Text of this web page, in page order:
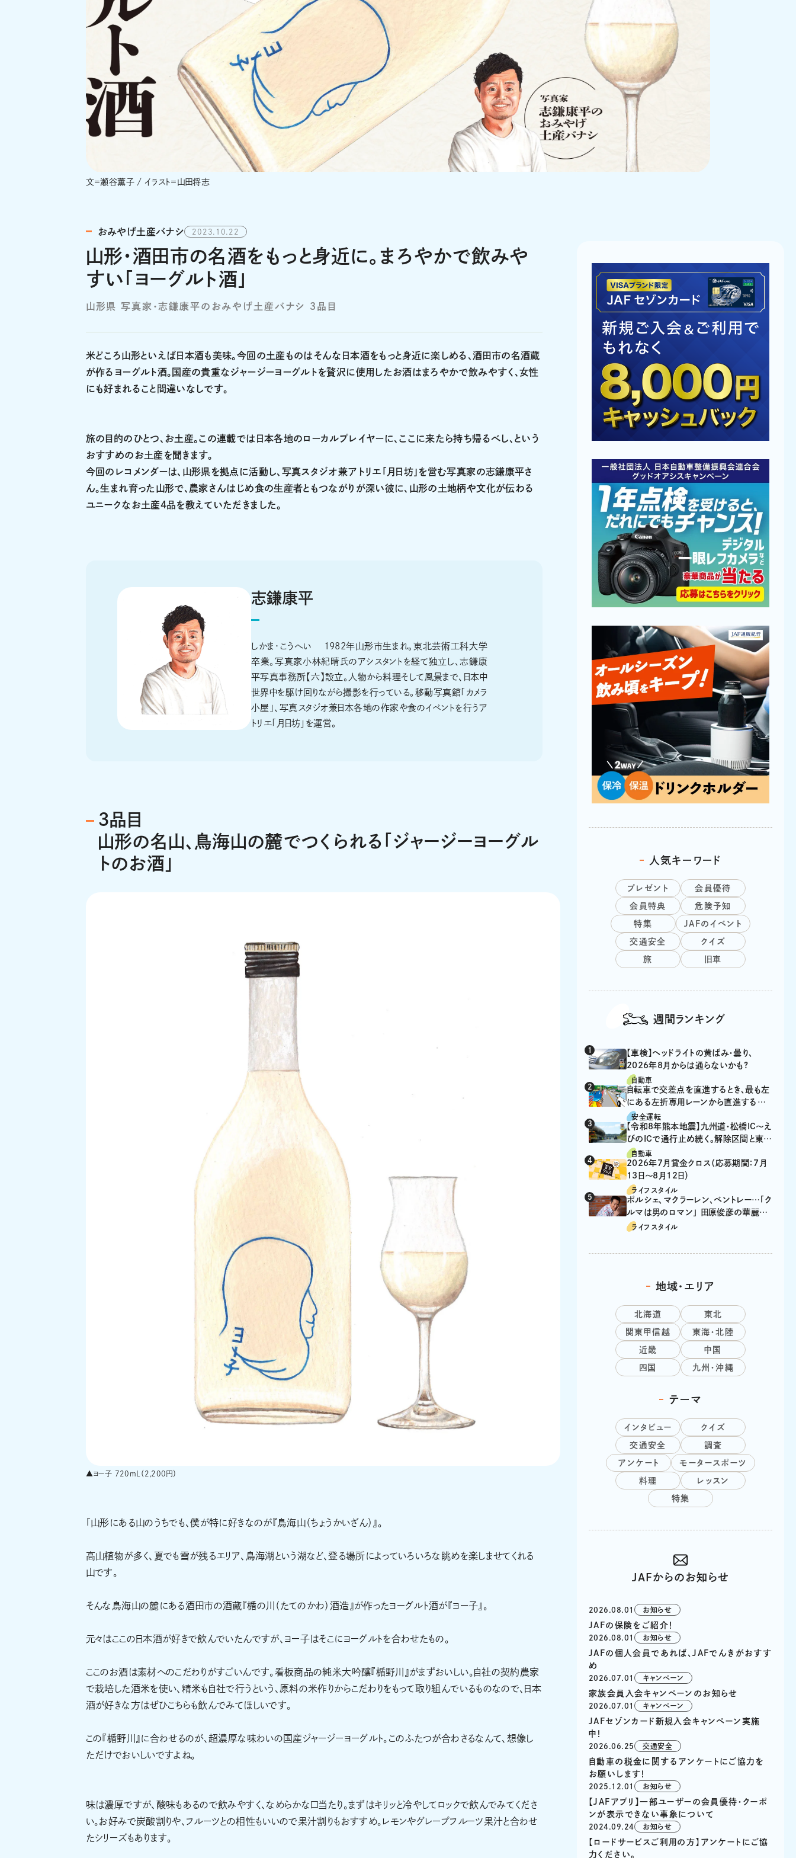
文＝瀬谷薫子 / イラスト＝山田将志
おみやげ土産バナシ 2023.10.22
山形・酒田市の名酒をもっと身近に。まろやかで飲みや
すい「ヨーグルト酒」
山形県 写真家・志鎌康平のおみやげ土産バナシ ３品目
米どころ山形といえば日本酒も美味。今回の土産ものはそんな日本酒をもっと身近に楽しめる、酒田市の名酒蔵
が作るヨーグルト酒。国産の貴重なジャージーヨーグルトを贅沢に使用したお酒はまろやかで飲みやすく、女性
にも好まれること間違いなしです。
旅の目的のひとつ、お土産。この連載では日本各地のローカルプレイヤーに、ここに来たら持ち帰るべし、という
おすすめのお土産を聞きます。
今回のレコメンダーは、山形県を拠点に活動し、写真スタジオ兼アトリエ「月日坊」を営む写真家の志鎌康平さ
ん。生まれ育った山形で、農家さんはじめ食の生産者ともつながりが深い彼に、山形の土地柄や文化が伝わる
ユニークなお土産4品を教えていただきました。
志鎌康平
しかま・こうへい 1982年山形市生まれ。東北芸術工科大学
卒業。写真家小林紀晴氏のアシスタントを経て独立し、志鎌康
平写真事務所【六】設立。人物から料理そして風景まで、日本中
世界中を駆け回りながら撮影を行っている。移動写真館「カメラ
小屋」、写真スタジオ兼日本各地の作家や食のイベントを行うア
トリエ「月日坊」を運営。
３品目
山形の名山、鳥海山の麓でつくられる「ジャージーヨーグル
トのお酒」
▲ヨー子 720mL（2,200円）
「山形にある山のうちでも、僕が特に好きなのが『鳥海山（ちょうかいざん）』。
高山植物が多く、夏でも雪が残るエリア、鳥海湖という湖など、登る場所によっていろいろな眺めを楽しませてくれる
山です。
そんな鳥海山の麓にある酒田市の酒蔵『楯の川（たてのかわ）酒造』が作ったヨーグルト酒が『ヨー子』。
元々はここの日本酒が好きで飲んでいたんですが、ヨー子はそこにヨーグルトを合わせたもの。
ここのお酒は素材へのこだわりがすごいんです。看板商品の純米大吟醸『楯野川』がまずおいしい。自社の契約農家
で栽培した酒米を使い、精米も自社で行うという、原料の米作りからこだわりをもって取り組んでいるものなので、日本
酒が好きな方はぜひこちらも飲んでみてほしいです。
この『楯野川』に合わせるのが、超濃厚な味わいの国産ジャージーヨーグルト。このふたつが合わさるなんて、想像し
ただけでおいしいですよね。
味は濃厚ですが、酸味もあるので飲みやすく、なめらかな口当たり。まずはキリッと冷やしてロックで飲んでみてくださ
い。お好みで炭酸割りや、フルーツとの相性もいいので果汁割りもおすすめ。レモンやグレープフルーツ果汁と合わせ
たシリーズもあります。
人気キーワード
プレゼント 会員優待
会員特典 危険予知
特集 JAFのイベント
交通安全 クイズ
旅 旧車
週間ランキング
【車検】ヘッドライトの黄ばみ・曇り、
2026年8月からは通らないかも?
自動車
自転車で交差点を直進するとき、最も左
にある左折専用レーンから直進するの
は、違反？
安全運転
【令和8年熊本地震】九州道・松橋IC～え
びのICで通行止め続く。解除区間と東九
州道の迂回ルート
自動車
2026年7月賞金クロス（応募期間：7月
13日～8月12日）
ライフスタイル
ポルシェ、マクラーレン、ベントレー…「ク
ルマは男のロマン」 田原俊彦の華麗な
る愛車遍歴
ライフスタイル
地域・エリア
北海道 東北
関東甲信越 東海・北陸
近畿 中国
四国 九州・沖縄
テーマ
インタビュー クイズ
交通安全 調査
アンケート モータースポーツ
料理 レッスン
特集
JAFからのお知らせ
2026.08.01 お知らせ
JAFの保険をご紹介！
2026.08.01 お知らせ
JAFの個人会員であれば、JAFでんきがおすす
め
2026.07.01 キャンペーン
家族会員入会キャンペーンのお知らせ
2026.07.01 キャンペーン
JAFセゾンカード新規入会キャンペーン実施
中！
2026.06.25 交通安全
自動車の税金に関するアンケートにご協力を
お願いします！
2025.12.01 お知らせ
【JAFアプリ】一部ユーザーの会員優待・クーポ
ンが表示できない事象について
2024.09.24 お知らせ
【ロードサービスご利用の方】アンケートにご協
力ください。